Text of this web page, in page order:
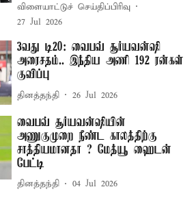
விளையாட்டுச் செய்திப்பிரிவு
27 Jul 2026
3வது டி20: வைபவ் சூர்யவன்ஷி
அரைசதம்.. இந்திய அணி 192 ரன்கள்
குவிப்பு
தினத்தந்தி 26 Jul 2026
வைபவ் சூர்யவன்ஷியின்
அணுகுமுறை நீண்ட காலத்திற்கு
சாத்தியமானதா ? மேத்யூ ஹைடன்
பேட்டி
தினத்தந்தி 04 Jul 2026